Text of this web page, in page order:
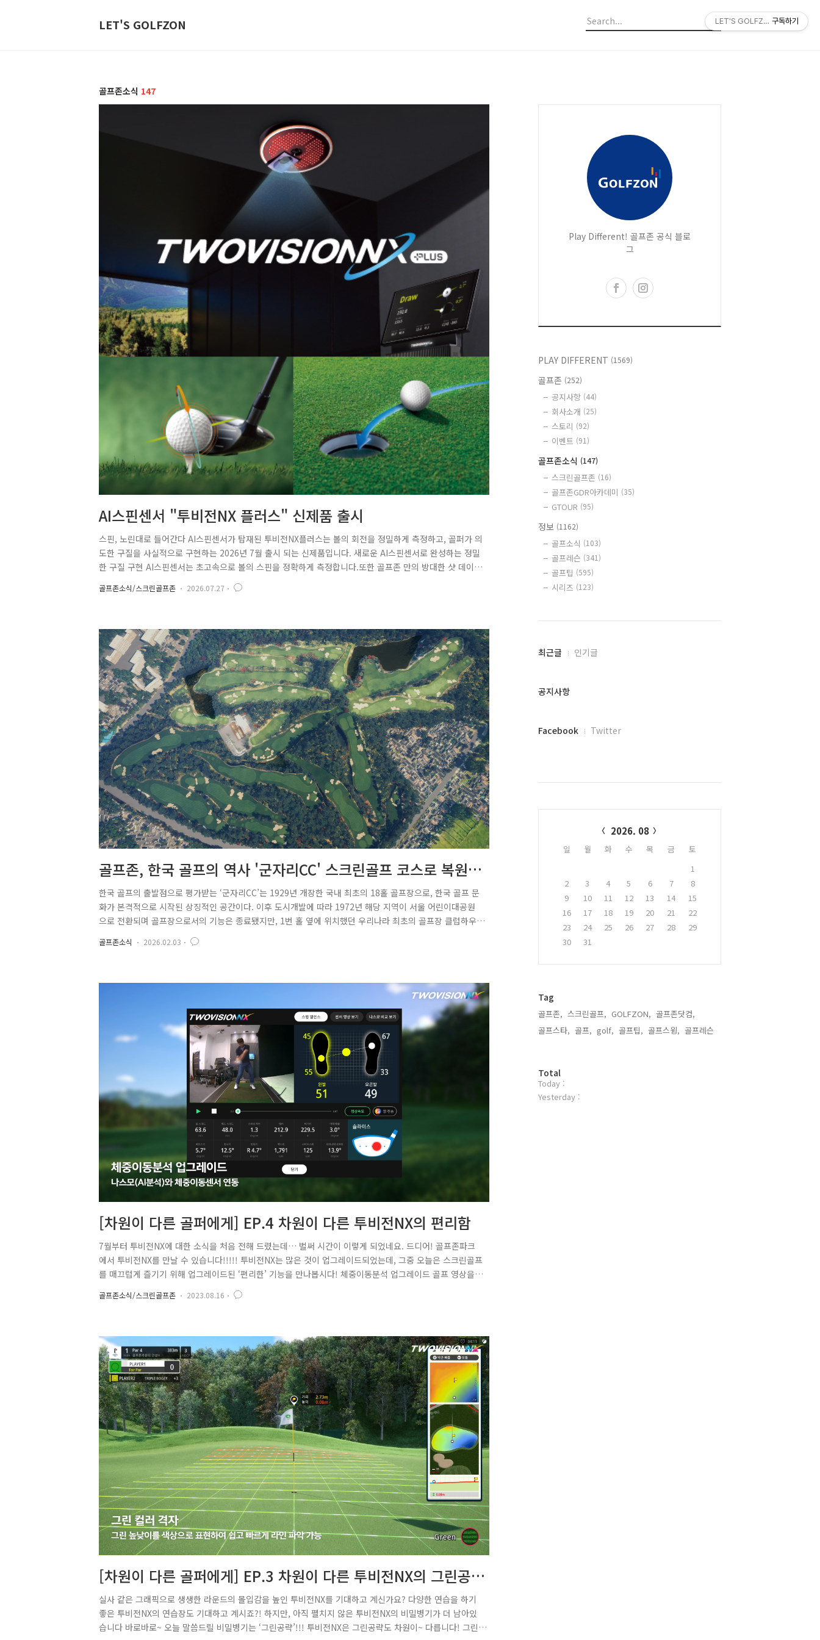
LET'S GOLFZON
골프존소식 147
AI스핀센서 "투비전NX 플러스" 신제품 출시
스핀, 노린대로 들어간다 AI스핀센서가 탑재된 투비전NX플러스는 볼의 회전을 정밀하게 측정하고, 골퍼가 의
도한 구질을 사실적으로 구현하는 2026년 7월 출시 되는 신제품입니다. 새로운 AI스핀센서로 완성하는 정밀
한 구질 구현 AI스핀센서는 초고속으로 볼의 스핀을 정확하게 측정합니다.또한 골프존 만의 방대한 샷 데이
터와 AI기술이 결합되어 다양한 매장환경에서도일관된 구질 정확도를 제공합니다. 페이드, 드로우 등 필드에
서 치던 내 구질 그대로 동일하게 표현되며러닝 어프로치도 가능하므로 전략적이고 실감나는 라운딩을 즐길
골프존소식/스크린골프존 2026.07.27
골프존, 한국 골프의 역사 '군자리CC' 스크린골프 코스로 복원
출시
한국 골프의 출발점으로 평가받는 ‘군자리CC’는 1929년 개장한 국내 최초의 18홀 골프장으로, 한국 골프 문
화가 본격적으로 시작된 상징적인 공간이다. 이후 도시개발에 따라 1972년 해당 지역이 서울 어린이대공원
으로 전환되며 골프장으로서의 기능은 종료됐지만, 1번 홀 옆에 위치했던 우리나라 최초의 골프장 클럽하우
스 건물은 현재도 어린이대공원에 ‘꿈마루’로 보전돼 있다.골프존은 군자리CC의 역사적 자료와 기록을 기반
으로 지난 20여 년간 축적해 온 골프존의 시뮬레이터 기술력에 언리얼 엔진5을 적용해 코스를 복원했다. 코
골프존소식 2026.02.03
[차원이 다른 골퍼에게] EP.4 차원이 다른 투비전NX의 편리함
7월부터 투비전NX에 대한 소식을 처음 전해 드렸는데… 벌써 시간이 이렇게 되었네요. 드디어! 골프존파크
에서 투비전NX를 만날 수 있습니다!!!!! 투비전NX는 많은 것이 업그레이드되었는데, 그중 오늘은 스크린골프
를 매끄럽게 즐기기 위해 업그레이드된 ‘편리한’ 기능을 만나봅시다! 체중이동분석 업그레이드 골프 영상을
보며 스윙 연습을 할 때, 40:60, 50:50, 70:30을 들어보셨나요? 바로 체중이동입니다. 스윙 단계별로 이상적
인 체중 배분 비율을 잘 알고 있지만!!! 평소 라운드할 때, 내 스윙이 이상적인 체중이동이 되었는지 어떻게
골프존소식/스크린골프존 2023.08.16
[차원이 다른 골퍼에게] EP.3 차원이 다른 투비전NX의 그린공
략
실사 같은 그래픽으로 생생한 라운드의 몰입감을 높인 투비전NX를 기대하고 계신가요? 다양한 연습을 하기
좋은 투비전NX의 연습장도 기대하고 계시죠?! 하지만, 아직 펼치지 않은 투비전NX의 비밀병기가 더 남아있
습니다 바로바로~ 오늘 말씀드릴 비밀병기는 ‘그린공략’!!! 투비전NX은 그린공략도 차원이~ 다릅니다! 그린
Play Different! 골프존 공식 블로
그
PLAY DIFFERENT (1569)
골프존 (252)
공지사항 (44)
회사소개 (25)
스토리 (92)
이벤트 (91)
골프존소식 (147)
스크린골프존 (16)
골프존GDR아카데미 (35)
GTOUR (95)
정보 (1162)
골프소식 (103)
골프레슨 (341)
골프팁 (595)
시리즈 (123)
최
과
글
최근글 인기글
공지사항
페
Facebook Twitter
2026. 08
일 월 화 수 목 금
토
1
2
3 4 5 6 7
8
9
10 11 12 13 14
15
16
17 18 19 20 21
22
23
24 25 26 27 28
29
30
31
Tag
골프존, 스크린골프, GOLFZON, 골프존닷컴,
골프스타, 골프, golf, 골프팁, 골프스윙, 골프레슨,
방
문
자
Total
Today :
Yesterday :
LET'S GOLFZON구독하기